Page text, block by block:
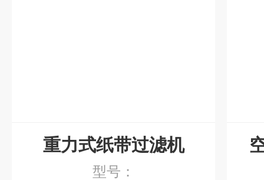
重力式纸带过滤机
型号：